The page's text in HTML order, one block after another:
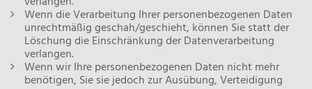
Wenn die Verarbeitung Ihrer personenbezogenen Daten
unrechtmäßig geschah/geschieht, können Sie statt der
Löschung die Einschränkung der Datenverarbeitung
verlangen.
Wenn wir Ihre personenbezogenen Daten nicht mehr
benötigen, Sie sie jedoch zur Ausübung, Verteidigung